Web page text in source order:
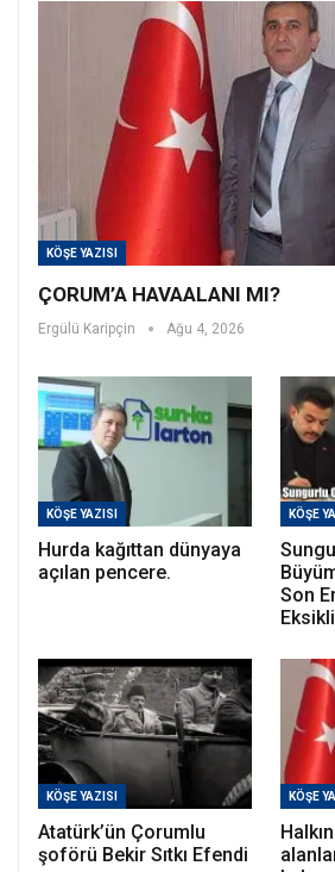
KÖŞE YAZISI
ÇORUM’A HAVAALANI MI?
Ergülü Karipçin Ağu 4, 2026
KÖŞE YAZISI
Hurda kağıttan dünyaya
açılan pencere.
KÖŞE
Son
KÖŞE YAZISI
Atatürk’ün Çorumlu
şoförü Bekir Sıtkı Efendi
KÖŞE